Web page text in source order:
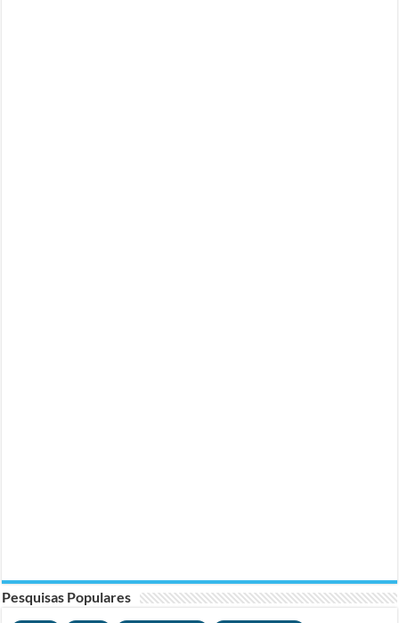
Pesquisas Populares